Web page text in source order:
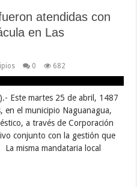
atendidas con
en Las
0 682
Este martes 25 de abril, 1487
en el municipio Naguanagua,
a través de Corporación
conjunto con la gestión que
misma mandataria local